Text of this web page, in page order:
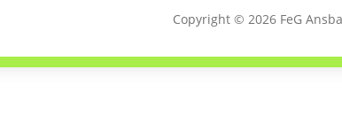
Copyright © 2026 FeG